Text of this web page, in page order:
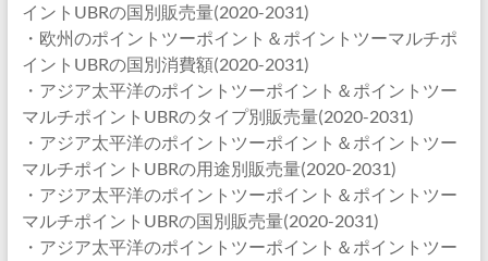
イントUBRの国別販売量(2020-2031)
・欧州のポイントツーポイント＆ポイントツーマルチポ
イントUBRの国別消費額(2020-2031)
・アジア太平洋のポイントツーポイント＆ポイントツー
マルチポイントUBRのタイプ別販売量(2020-2031)
・アジア太平洋のポイントツーポイント＆ポイントツー
マルチポイントUBRの用途別販売量(2020-2031)
・アジア太平洋のポイントツーポイント＆ポイントツー
マルチポイントUBRの国別販売量(2020-2031)
・アジア太平洋のポイントツーポイント＆ポイントツー